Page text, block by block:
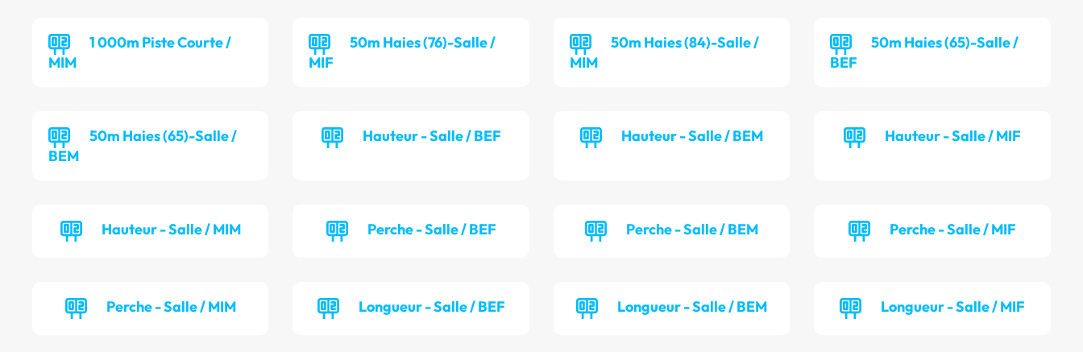
1 000m Piste Courte /
MIM
50m Haies (76)-Salle /
MIF
50m Haies (84)-Salle /
MIM
50m Haies (65)-Salle /
BEF
50m Haies (65)-Salle /
BEM
Hauteur - Salle / BEF Hauteur - Salle / BEM Hauteur - Salle / MIF
Hauteur - Salle / MIM Perche - Salle / BEF Perche - Salle / BEM Perche - Salle / MIF
Perche - Salle / MIM Longueur - Salle / BEF Longueur - Salle / BEM Longueur - Salle / MIF